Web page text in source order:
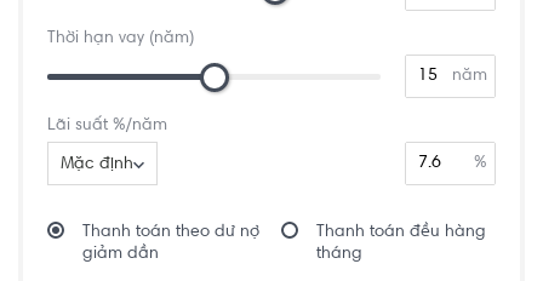
Thời hạn vay (năm)
năm
Lãi suất %/năm
Mặc định %
Thanh toán theo dư nợ
giảm dần
Thanh toán đều hàng
tháng